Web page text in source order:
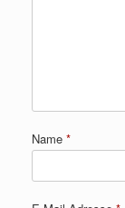
Name *